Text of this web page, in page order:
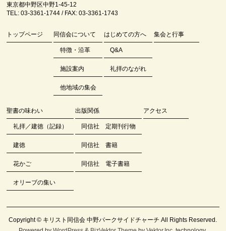
東京都中野区中野1-45-12
TEL: 03-3361-1744 / FAX: 03-3361-1743
トップページ 同信会について
特徴・沿革
施設案内
他地域の集会
はじめての方へ
Q&A
礼拝のながれ
集会と行事
聖書の味わい
礼拝／建徳（記録）
建徳
花かご
オリーブの集い
出版関係
同信社 定期刊行物
同信社 書籍
同信社 電子書籍
アクセス
Copyright © キリスト同信会 中野パークサイドチャーチ All Rights Reserved.